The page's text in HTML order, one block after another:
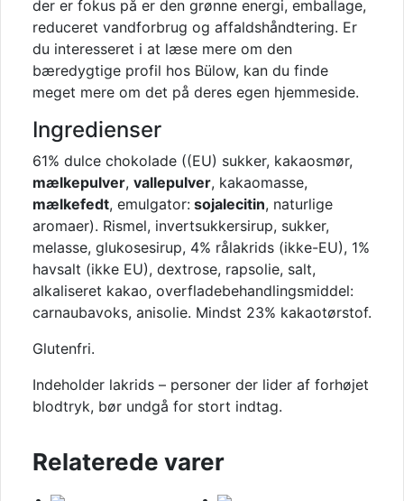
der er fokus på er den grønne energi, emballage,
reduceret vandforbrug og affaldshåndtering. Er
du interesseret i at læse mere om den
bæredygtige profil hos Bülow, kan du finde
meget mere om det på deres egen hjemmeside.
Ingredienser
61% dulce chokolade ((EU) sukker, kakaosmør,
mælkepulver, vallepulver, kakaomasse,
mælkefedt, emulgator: sojalecitin, naturlige
aromaer). Rismel, invertsukkersirup, sukker,
melasse, glukosesirup, 4% rålakrids (ikke-EU), 1%
havsalt (ikke EU), dextrose, rapsolie, salt,
alkaliseret kakao, overfladebehandlingsmiddel:
carnaubavoks, anisolie. Mindst 23% kakaotørstof.
Glutenfri.
Indeholder lakrids – personer der lider af forhøjet
blodtryk, bør undgå for stort indtag.
Relaterede varer